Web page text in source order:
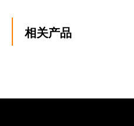
相关产品